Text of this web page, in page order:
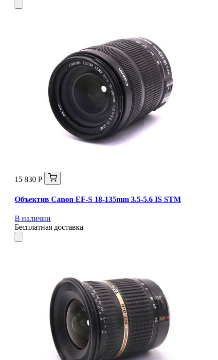
15 830 Р
Объектив Canon EF-S 18-135mm 3.5-5.6 IS STM
В наличии
Бесплатная доставка